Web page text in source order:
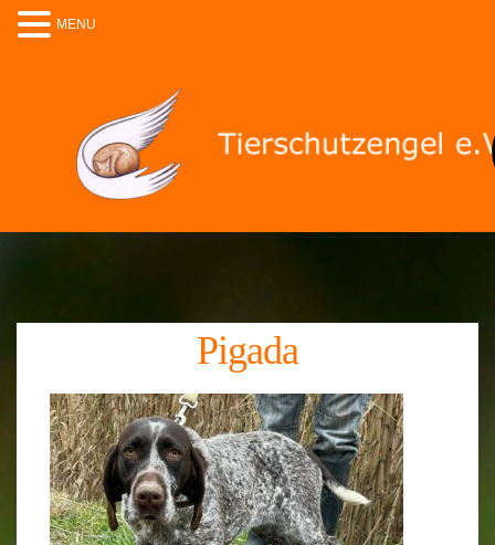
Pigada
MENU